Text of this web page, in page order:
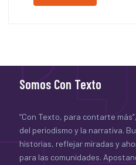
Somos Con Texto
“Con Texto, para contarte
del periodismo y la narrativa.
historias, reflejar miradas y
para las comunidades.